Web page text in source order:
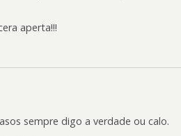
aperta!!!
sempre digo a verdade ou calo.